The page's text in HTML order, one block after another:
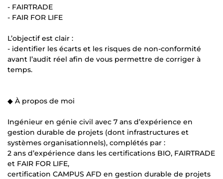
- FAIRTRADE
- FAIR FOR LIFE
L’objectif est clair :
- identifier les écarts et les risques de non-conformité
avant l’audit réel afin de vous permettre de corriger à
temps.
◆ À propos de moi
Ingénieur en génie civil avec 7 ans d’expérience en
gestion durable de projets (dont infrastructures et
systèmes organisationnels), complétés par :
2 ans d’expérience dans les certifications BIO, FAIRTRADE
et FAIR FOR LIFE,
certification CAMPUS AFD en gestion durable de projets